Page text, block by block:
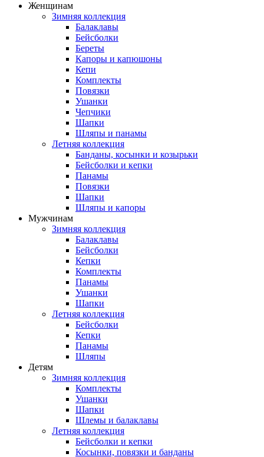
Женщинам
Зимняя коллекция
Балаклавы
Бейсболки
Береты
Капоры и капюшоны
Кепи
Комплекты
Повязки
Ушанки
Чепчики
Шапки
Шляпы и панамы
Летняя коллекция
Банданы, косынки и козырьки
Бейсболки и кепки
Панамы
Повязки
Шапки
Шляпы и капоры
Мужчинам
Зимняя коллекция
Балаклавы
Бейсболки
Кепки
Комплекты
Панамы
Ушанки
Шапки
Летняя коллекция
Бейсболки
Кепки
Панамы
Шляпы
Детям
Зимняя коллекция
Комплекты
Ушанки
Шапки
Шлемы и балаклавы
Летняя коллекция
Бейсболки и кепки
Косынки, повязки и банданы